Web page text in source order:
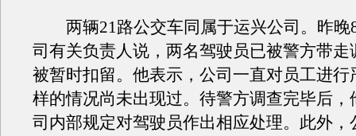
两辆21路公交车同属于运兴公司。昨晚
司有关负责人说，两名驾驶员已被警方带走
被暂时扣留。他表示，公司一直对员工进行
样的情况尚未出现过。待警方调查完毕后，
司内部规定对驾驶员作出相应处理。此外，